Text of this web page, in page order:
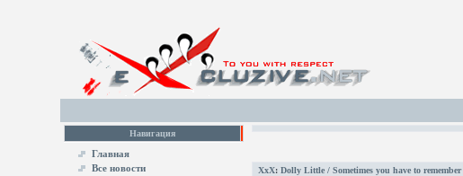
Навигация
Главная
Все новости
XxX: Dolly Little / Sometimes you have to